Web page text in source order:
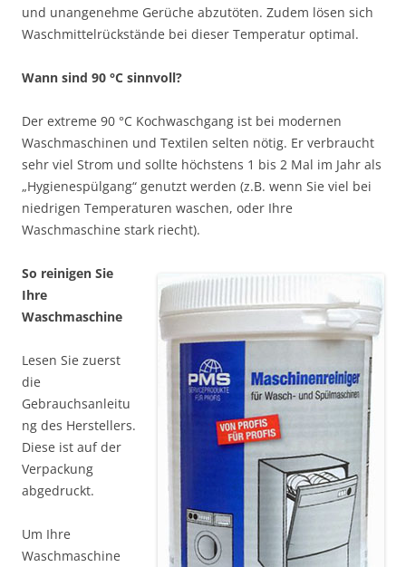
und unangenehme Gerüche abzutöten. Zudem lösen sich
Waschmittelrückstände bei dieser Temperatur optimal.
Wann sind 90 °C sinnvoll?
Der extreme 90 °C Kochwaschgang ist bei modernen
Waschmaschinen und Textilen selten nötig. Er verbraucht
sehr viel Strom und sollte höchstens 1 bis 2 Mal im Jahr als
„Hygienespülgang“ genutzt werden (z.B. wenn Sie viel bei
niedrigen Temperaturen waschen, oder Ihre
Waschmaschine stark riecht).
So reinigen Sie
Ihre
Waschmaschine
Lesen Sie zuerst
die
Gebrauchsanleitu
ng des Herstellers.
Diese ist auf der
Verpackung
abgedruckt.
Um Ihre
Waschmaschine